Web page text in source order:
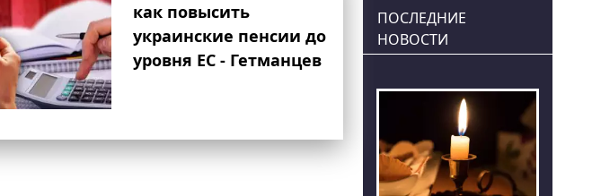
как повысить
украинские пенсии до
уровня ЕС - Гетманцев
ПОСЛЕДНИЕ
НОВОСТИ